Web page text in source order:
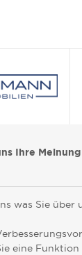
Ihre
was Sie über
eine